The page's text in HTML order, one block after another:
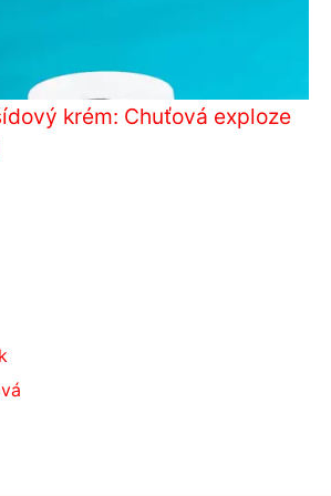
krém: Chuťová exploze